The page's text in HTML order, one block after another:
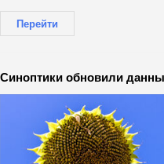
Перейти
Синоптики обновили